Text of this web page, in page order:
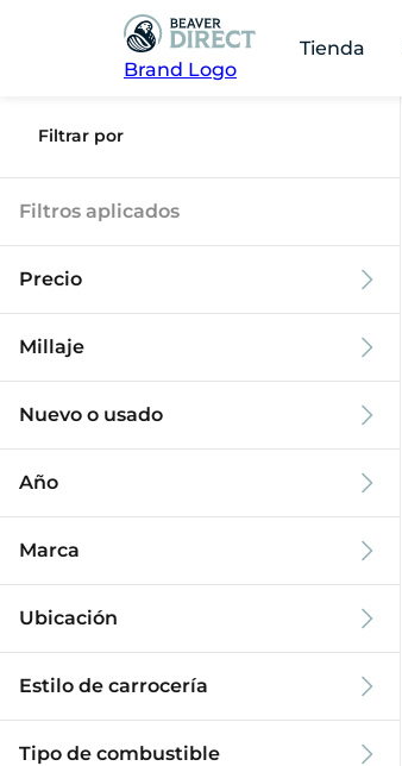
Brand Logo
Tienda
Filtrar por
Filtros aplicados
Precio
Millaje
Nuevo o usado
Año
Marca
Ubicación
Estilo de carrocería
Tipo de combustible